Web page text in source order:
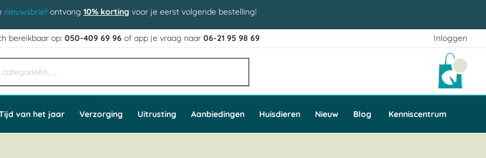
nieuwsbrief ontvang 10% korting voor je eerst volgende bestelling!
Inloggen
bereikbaar op:050-409 69 96 of app je vraag naar06-21 95 98 69
van het jaar Verzorging Uitrusting Aanbiedingen Huisdieren Nieuw Blog Kenniscentrum